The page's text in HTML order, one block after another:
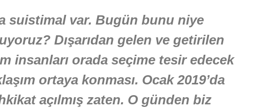
suistimal var. Bugün bunu niye
Dışarıdan gelen ve getirilen
insanları orada seçime tesir edecek
ortaya konması. Ocak 2019’da
açılmış zaten. O günden biz